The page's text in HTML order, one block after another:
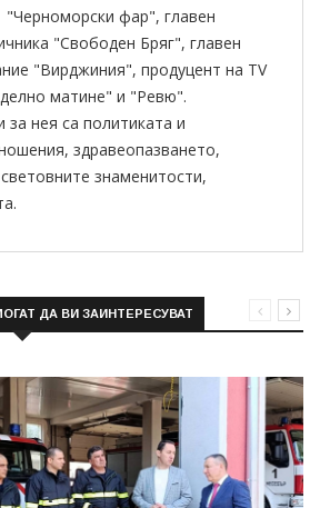
"Черноморски фар", главен
"Свободен Бряг", главен
"Вирджиния", продуцент на TV
матине" и "Ревю".
нея са политиката и
здравеопазването,
знаменитости,
ДА ВИ ЗАИНТЕРЕСУВАТ